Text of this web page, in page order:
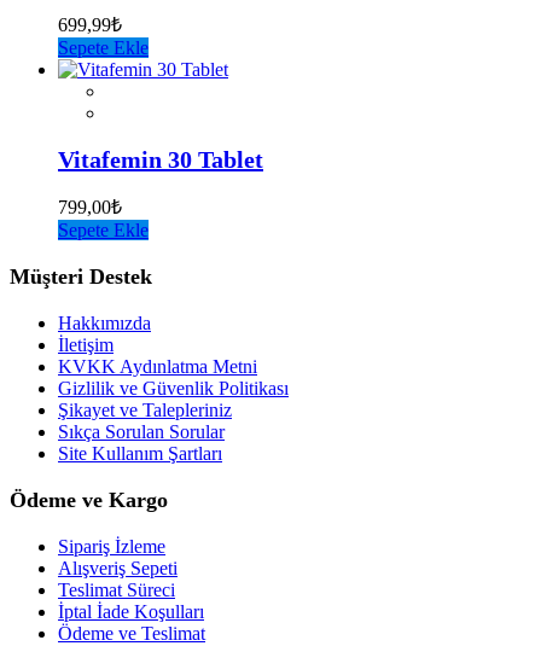
699,99₺
Sepete Ekle
Vitafemin 30 Tablet
799,00₺
Sepete Ekle
Müşteri Destek
Hakkımızda
İletişim
KVKK Aydınlatma Metni
Gizlilik ve Güvenlik Politikası
Şikayet ve Talepleriniz
Sıkça Sorulan Sorular
Site Kullanım Şartları
Ödeme ve Kargo
Sipariş İzleme
Alışveriş Sepeti
Teslimat Süreci
İptal İade Koşulları
Ödeme ve Teslimat